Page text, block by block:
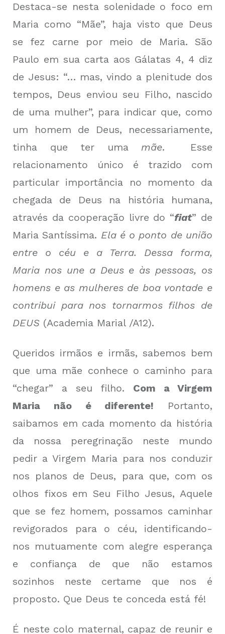
Destaca-se nesta solenidade o foco em
Maria como “Mãe”, haja visto que Deus
se fez carne por meio de Maria. São
Paulo em sua carta aos Gálatas 4, 4 diz
de Jesus: “… mas, vindo a plenitude dos
tempos, Deus enviou seu Filho, nascido
de uma mulher”, para indicar que, como
um homem de Deus, necessariamente,
tinha que ter umamãe. Esse
relacionamento único é trazido com
particular importância no momento da
chegada de Deus na história humana,
através da cooperação livre do “fiat” de
Maria Santíssima. Ela é o ponto de união
entre o céu e a Terra. Dessa forma,
Maria nos une a Deus e às pessoas, os
homens e as mulheres de boa vontade e
contribui para nos tornarmos filhos de
DEUS (Academia Marial /A12).
Queridos irmãos e irmãs, sabemos bem
que uma mãe conhece o caminho para
“chegar” a seu filho. Com a Virgem
Maria não é diferente! Portanto,
saibamos em cada momento da história
da nossa peregrinação neste mundo
pedir a Virgem Maria para nos conduzir
nos planos de Deus, para que, com os
olhos fixos em Seu Filho Jesus, Aquele
que se fez homem, possamos caminhar
revigorados para o céu, identificando-
nos mutuamente com alegre esperança
e confiança de que não estamos
sozinhos neste certame que nos é
proposto. Que Deus te conceda está fé!
É neste colo maternal, capaz de reunir e